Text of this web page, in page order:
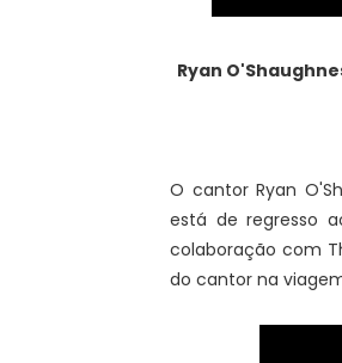
Ryan
O cantor Ryan
está de regresso
colaboração com
do cantor na